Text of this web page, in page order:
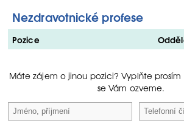
Nezdravotnické profese
Pozice
Máte zájem o jinou pozici? Vyplňte prosím
se Vám ozveme.